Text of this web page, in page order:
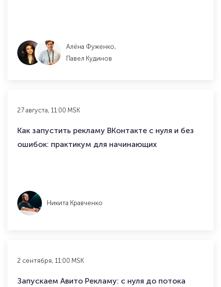
Алёна Фуженко,
Павел Кудинов
27 августа, 11:00 MSK
Как запустить рекламу ВКонтакте с нуля и без
ошибок: практикум для начинающих
Никита Кравченко
2 сентября, 11:00 MSK
Запускаем Авито Рекламу: с нуля до потока